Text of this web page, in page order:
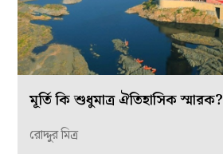
মূর্তি কি শুধুমাত্র ঐতিহাসিক স্মারক?
রোদ্দুর মিত্র